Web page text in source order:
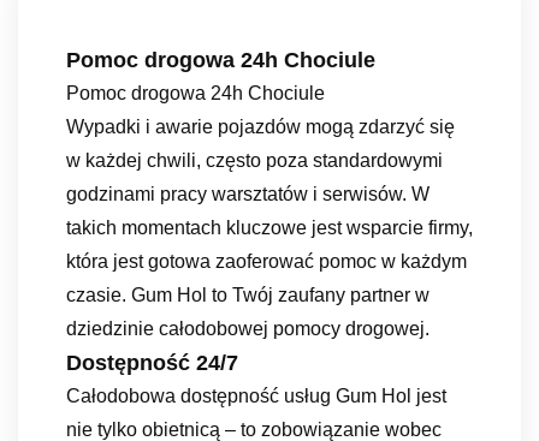
Pomoc drogowa 24h Chociule
Pomoc drogowa 24h Chociule
Wypadki i awarie pojazdów mogą zdarzyć się
w każdej chwili, często poza standardowymi
godzinami pracy warsztatów i serwisów. W
takich momentach kluczowe jest wsparcie firmy,
która jest gotowa zaoferować pomoc w każdym
czasie. Gum Hol to Twój zaufany partner w
dziedzinie całodobowej pomocy drogowej.
Dostępność 24/7
Całodobowa dostępność usług Gum Hol jest
nie tylko obietnicą – to zobowiązanie wobec